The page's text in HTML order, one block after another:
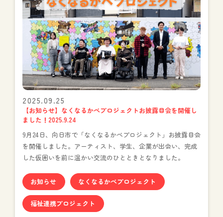
2025.09.25
【お知らせ】なくなるかべプロジェクトお披露目会を開催し
ました！2025.9.24
9月24日、向日市で「なくなるかべプロジェクト」お披露目会
を開催しました。アーティスト、学生、企業が出会い、完成
した仮囲いを前に温かい交流のひとときとなりました。
お知らせ なくなるかべプロジェクト
福祉連携プロジェクト